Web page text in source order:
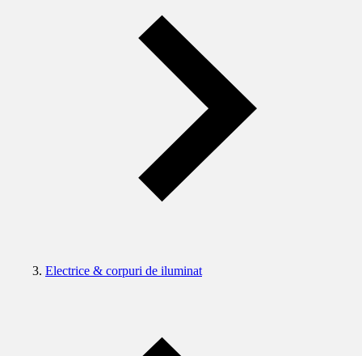
Electrice & corpuri de iluminat